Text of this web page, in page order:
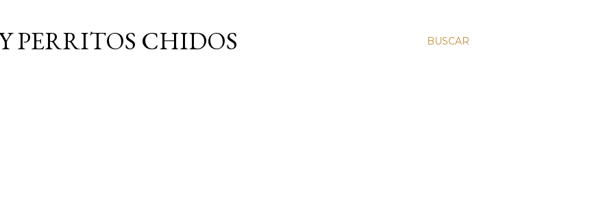
BUSCAR
PERRITOS CHIDOS